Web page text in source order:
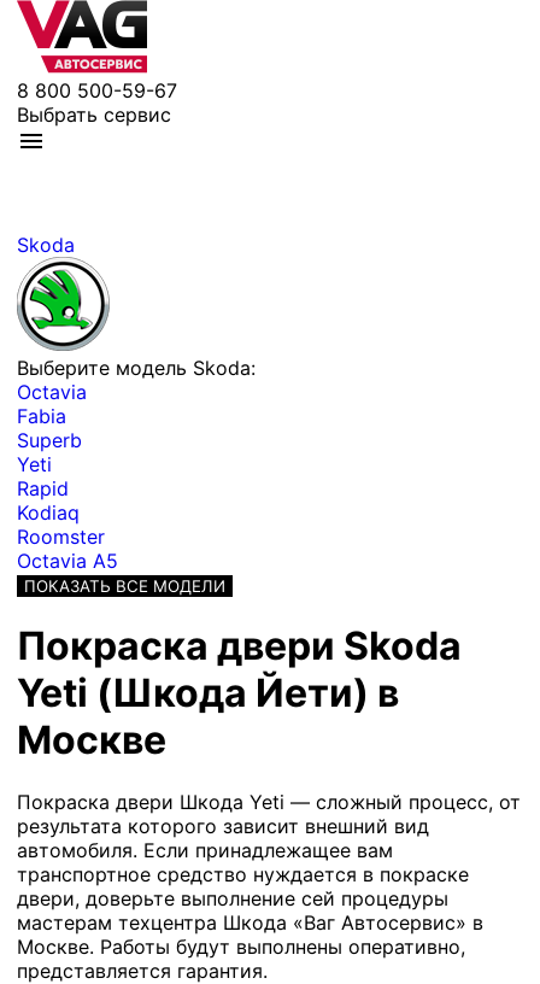
8 800 500-59-67
Выбрать сервис
Skoda
Выберите модель Skoda:
Octavia
Fabia
Superb
Yeti
Rapid
Kodiaq
Roomster
Octavia A5
ПОКАЗАТЬ ВСЕ МОДЕЛИ
Покраска двери Skoda
Yeti (Шкода Йети) в
Москве
Покраска двери Шкода Yeti — сложный процесс, от
результата которого зависит внешний вид
автомобиля. Если принадлежащее вам
транспортное средство нуждается в покраске
двери, доверьте выполнение сей процедуры
мастерам техцентра Шкода «Ваг Автосервис» в
Москве. Работы будут выполнены оперативно,
представляется гарантия.